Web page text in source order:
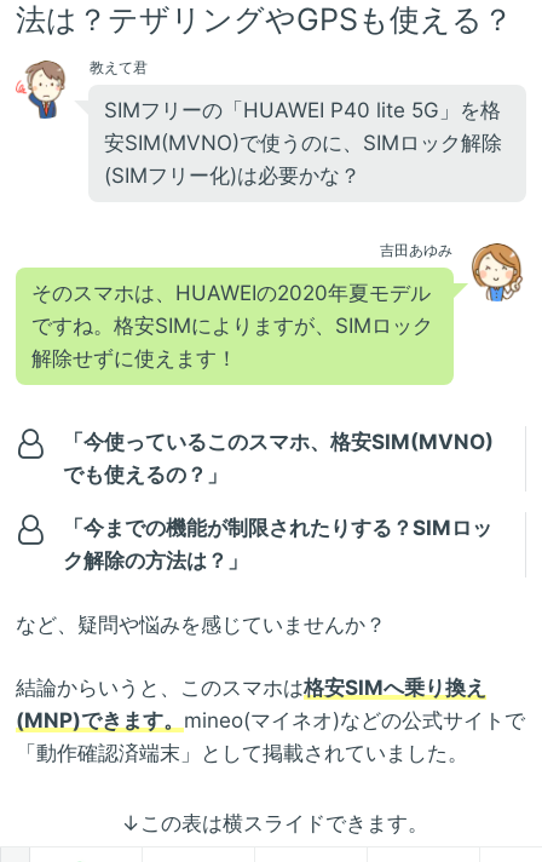
法は？テザリングやGPSも使える？
教えて君
SIMフリーの「HUAWEI P40 lite 5G」を格
安SIM(MVNO)で使うのに、SIMロック解除
(SIMフリー化)は必要かな？
吉田あゆみ
そのスマホは、HUAWEIの2020年夏モデル
ですね。格安SIMによりますが、SIMロック
解除せずに使えます！
「今使っているこのスマホ、格安SIM(MVNO)
でも使えるの？」
「今までの機能が制限されたりする？SIMロッ
ク解除の方法は？」
など、疑問や悩みを感じていませんか？
結論からいうと、このスマホは格安SIMへ乗り換え
(MNP)できます。 mineo(マイネオ)などの公式サイトで
「動作確認済端末」として掲載されていました。
↓この表は横スライドできます。